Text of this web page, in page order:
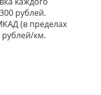
рублей.
(в пределах
рублей/км.